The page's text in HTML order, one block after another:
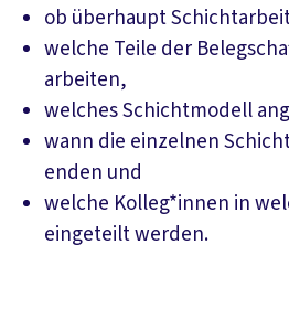
ob überhaupt
welche Teile der
arbeiten,
welches Schichtmodell
wann die einzelnen
enden und
welche Kolleg*innen in
eingeteilt werden.